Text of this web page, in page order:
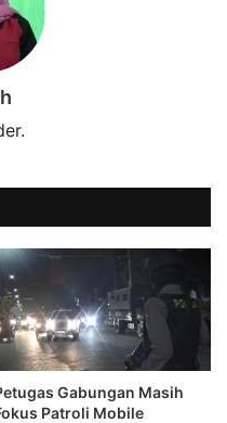
Gabungan Masih
Patroli Mobile